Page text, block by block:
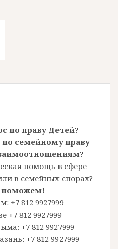
по праву Детей?
семейному праву
помощь в сфере
в семейных спорах?
+7 812 9927999
+7 812 9927999
+7 812 9927999
+7 812 9927999